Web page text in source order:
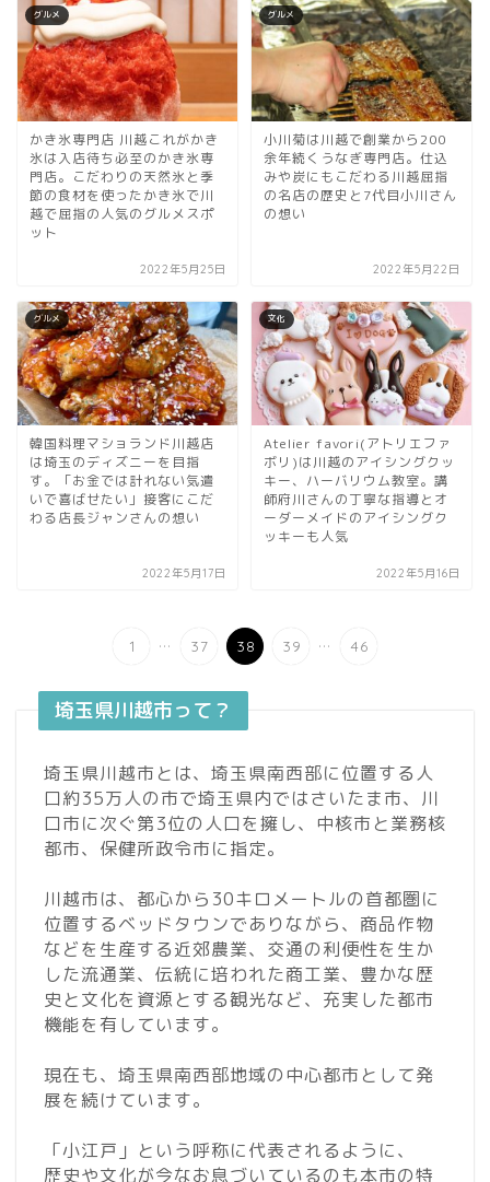
グルメ
かき氷専門店 川越これがかき
氷は入店待ち必至のかき氷専
門店。こだわりの天然氷と季
節の食材を使ったかき氷で川
越で屈指の人気のグルメスポ
ット
2022年5月25日
グルメ
小川菊は川越で創業から200
余年続くうなぎ専門店。仕込
みや炭にもこだわる川越屈指
の名店の歴史と7代目小川さん
の想い
2022年5月22日
グルメ
韓国料理マショランド川越店
は埼玉のディズニーを目指
す。「お金では計れない気遣
いで喜ばせたい」接客にこだ
わる店長ジャンさんの想い
2022年5月17日
文化
Atelier favori(アトリエファ
ボリ)は川越のアイシングクッ
キー、ハーバリウム教室。講
師府川さんの丁寧な指導とオ
ーダーメイドのアイシングク
ッキーも人気
2022年5月16日
1 ... 37 38 39 ... 46
埼玉県川越市って？
埼玉県川越市とは、埼玉県南西部に位置する人
口約35万人の市で埼玉県内ではさいたま市、川
口市に次ぐ第3位の人口を擁し、中核市と業務核
都市、保健所政令市に指定。
川越市は、都心から30キロメートルの首都圏に
位置するベッドタウンでありながら、商品作物
などを生産する近郊農業、交通の利便性を生か
した流通業、伝統に培われた商工業、豊かな歴
史と文化を資源とする観光など、充実した都市
機能を有しています。
現在も、埼玉県南西部地域の中心都市として発
展を続けています。
「小江戸」という呼称に代表されるように、
歴史や文化が今なお息づいているのも本市の特